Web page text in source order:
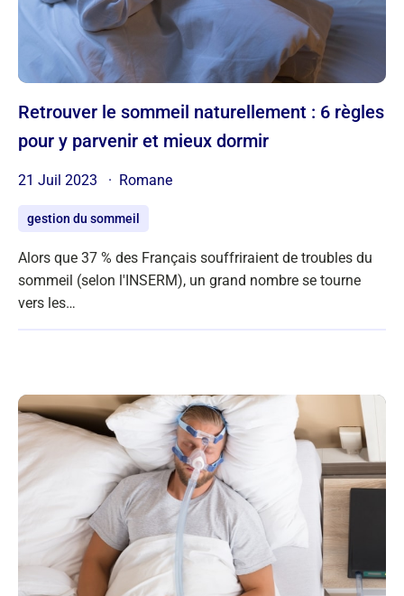
Retrouver le sommeil naturellement : 6 règles
pour y parvenir et mieux dormir
21 Juil 2023 Romane
gestion du sommeil
Alors que 37 % des Français souffriraient de troubles du
sommeil (selon l'INSERM), un grand nombre se tourne
vers les…